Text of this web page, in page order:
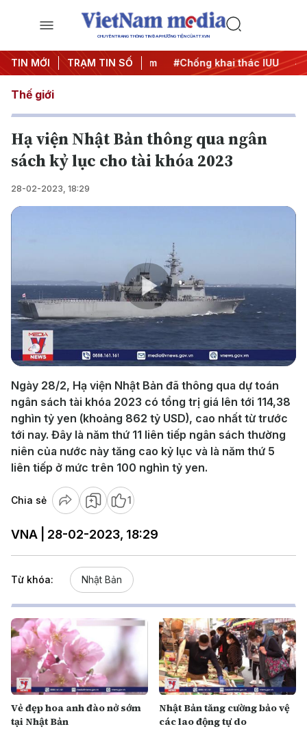
CHUYÊN TRANG THÔNG TIN ĐA PHƯƠNG TIỆN CỦA TTXVN
TIN MỚI TRẠM TIN SỐ
#Chiến dịch 500 ngày đêm #Chống khai thác IUU
Thế giới
Hạ viện Nhật Bản thông qua ngân
sách kỷ lục cho tài khóa 2023
28-02-2023, 18:29
Play
Video
Ngày 28/2, Hạ viện Nhật Bản đã thông qua dự toán
ngân sách tài khóa 2023 có tổng trị giá lên tới 114,38
nghìn tỷ yen (khoảng 862 tỷ USD), cao nhất từ trước
tới nay. Đây là năm thứ 11 liên tiếp ngân sách thường
niên của nước này tăng cao kỷ lục và là năm thứ 5
liên tiếp ở mức trên 100 nghìn tỷ yen.
Chia sẻ 1
VNA | 28-02-2023, 18:29
Từ khóa: Nhật Bản
Vẻ đẹp hoa anh đào nở sớm
tại Nhật Bản
Nhật Bản tăng cường bảo vệ
các lao động tự do